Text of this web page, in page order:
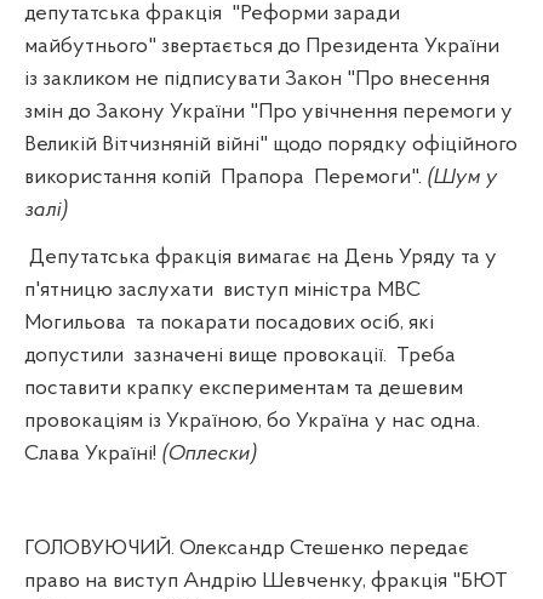
депутатська фракція "Реформи заради
майбутнього" звертається до Президента України
із закликом не підписувати Закон "Про внесення
змін до Закону України "Про увічнення перемоги у
Великій Вітчизняній війні" щодо порядку офіційного
використання копій
Прапора Перемоги". (Шум у
залі)
Депутатська фракція вимагає на День Уряду та у
п'ятницю заслухати виступ міністра МВС
Могильова та покарати посадових осіб, які
допустили зазначені вище провокації. Треба
поставити крапку експериментам та дешевим
провокаціям із Україною, бо Україна у нас одна.
Слава Україні! (Оплески)
ГОЛОВУЮЧИЙ. Олександр Стешенко передає
право на виступ Андрію Шевченку, фракція "БЮТ